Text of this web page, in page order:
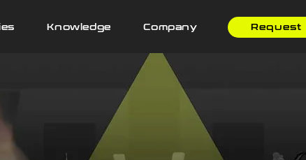
Request
Knowledge Company